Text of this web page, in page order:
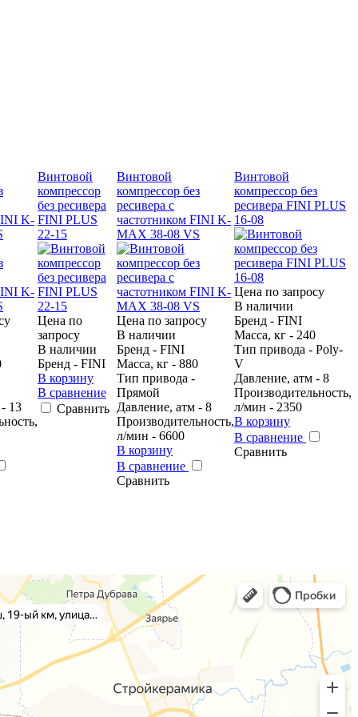
K-
13
Винтовой
компрессор
без ресивера
FINI PLUS
22-15
Цена по
запросу
В наличии
Бренд - FINI
В корзину
В сравнение
Сравнить
Винтовой
компрессор без
ресивера с
частотником FINI K-
MAX 38-08 VS
Цена по запросу
В наличии
Бренд - FINI
Масса, кг - 880
Тип привода -
Прямой
Давление, атм - 8
Производительность,
л/мин - 6600
В корзину
В сравнение
Сравнить
Винтовой
компрессор без
ресивера FINI PLUS
16-08
Цена по запросу
В наличии
Бренд - FINI
Масса, кг - 240
Тип привода - Poly-
V
Давление, атм - 8
Производительность,
л/мин - 2350
В корзину
В сравнение
Сравнить